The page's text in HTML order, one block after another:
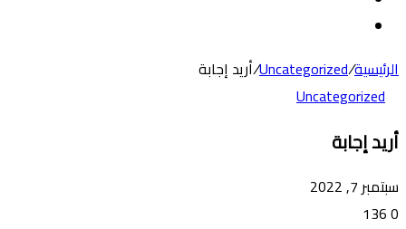
الرئيسية/
Uncategorized
/أريد إجابة
Uncategorized
أريد إجابة
سبتمبر 7, 2022
0